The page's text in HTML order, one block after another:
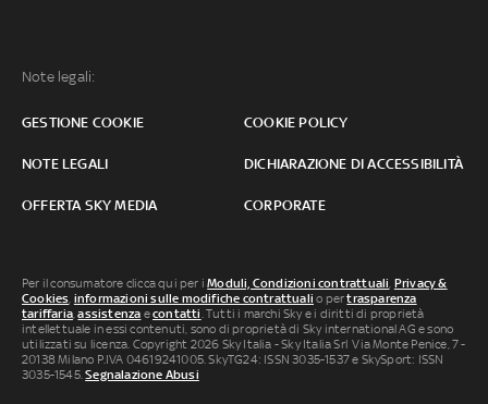
Note legali:
GESTIONE COOKIE COOKIE POLICY
NOTE LEGALI DICHIARAZIONE DI ACCESSIBILITÀ
OFFERTA SKY MEDIA CORPORATE
Per il consumatore clicca qui per iModuli, Condizioni contrattuali Privacy &
Cookies informazioni sulle modifiche contrattuali o pertrasparenza
tariffaria ,assistenza econtatti . Tutti i marchi Sky e i diritti di proprietà
intellettuale in essi contenuti, sono di proprietà di Sky international AG e sono
utilizzati su licenza. Copyright 2026 Sky Italia - Sky Italia Srl Via Monte Penice, 7 -
20138 Milano P.IVA 04619241005. SkyTG24: ISSN 3035-1537 e SkySport: ISSN
3035-1545.Segnalazione Abusi